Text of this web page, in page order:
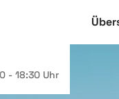
- 18:30 Uhr